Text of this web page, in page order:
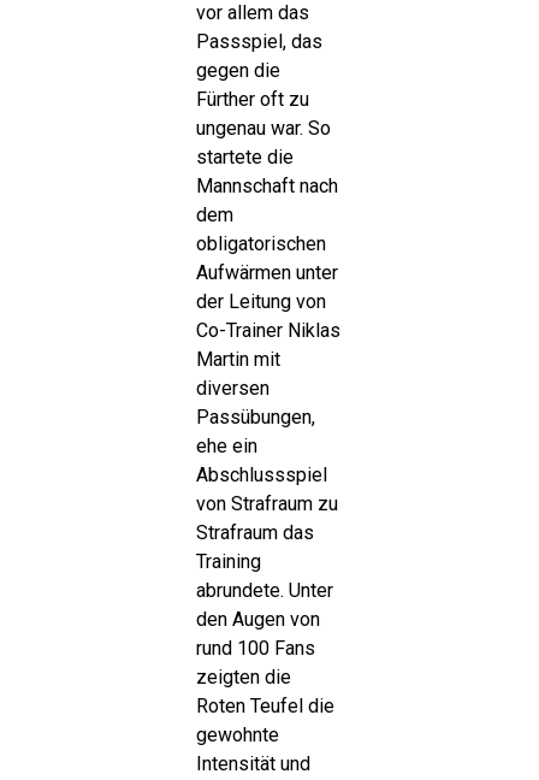
vor allem das
Passspiel, das
gegen die
Fürther oft zu
ungenau war. So
startete die
Mannschaft nach
dem
obligatorischen
Aufwärmen unter
der Leitung von
Co-Trainer Niklas
Martin mit
diversen
Passübungen,
ehe ein
Abschlussspiel
von Strafraum zu
Strafraum das
Training
abrundete. Unter
den Augen von
rund 100 Fans
zeigten die
Roten Teufel die
gewohnte
Intensität und